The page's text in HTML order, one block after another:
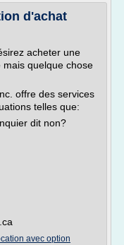
d'achat
acheter une
quelque chose
offre des services
telles que:
dit non?
avec option